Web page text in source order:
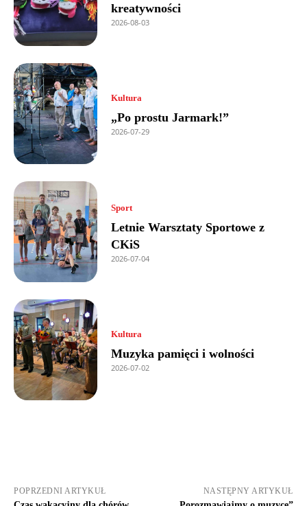
kreatywności
2026-08-03
Kultura
„Po prostu Jarmark!”
2026-07-29
Sport
Letnie Warsztaty Sportowe z
CKiS
2026-07-04
Kultura
Muzyka pamięci i wolności
2026-07-02
POPRZEDNI ARTYKUŁ NASTĘPNY ARTYKUŁ